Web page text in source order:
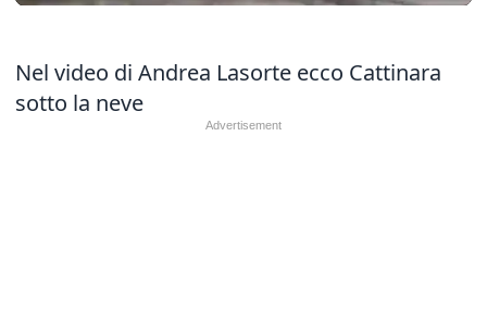
Nel video di Andrea Lasorte ecco Cattinara
sotto la neve